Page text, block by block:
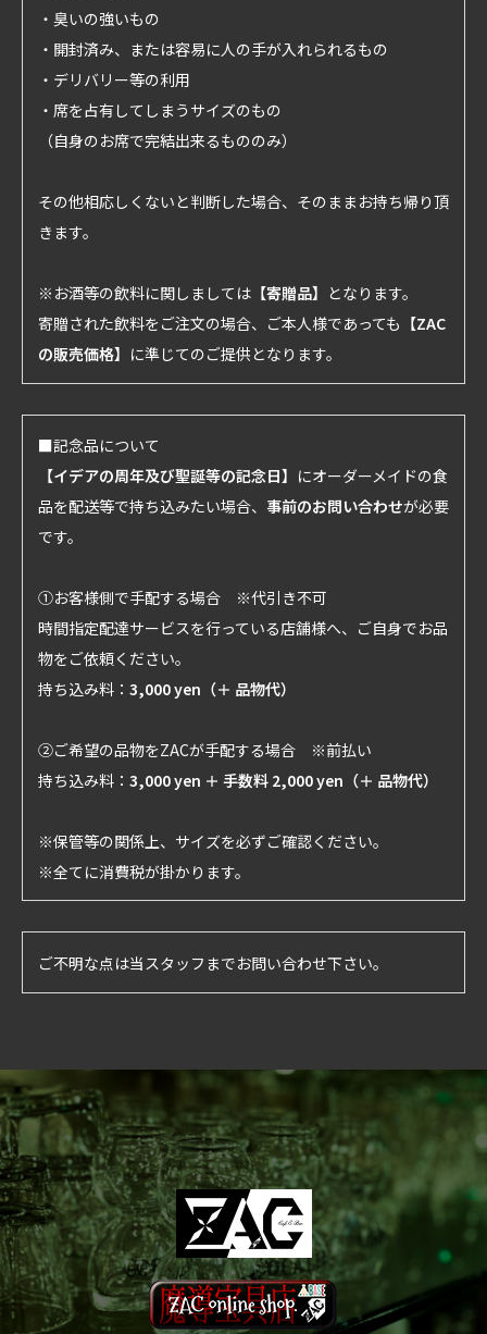
・臭いの強いもの
・開封済み、または容易に人の手が入れられるもの
・デリバリー等の利用
・席を占有してしまうサイズのもの
（自身のお席で完結出来るもののみ）
その他相応しくないと判断した場合、そのままお持ち帰り頂
きます。
※お酒等の飲料に関しましては 【寄贈品】 となります。
寄贈された飲料をご注文の場合、ご本人様であっても 【ZAC
の販売価格】 に準じてのご提供となります。
■記念品について
【イデアの周年及び聖誕等の記念日】 にオーダーメイドの食
品を配送等で持ち込みたい場合、 事前のお問い合わせが必要
です。
①お客様側で手配する場合 ※代引き不可
時間指定配達サービスを行っている店舗様へ、ご自身でお品
物をご依頼ください。
持ち込み料： 3,000 yen（＋ 品物代）
②ご希望の品物をZACが手配する場合 ※前払い
持ち込み料： 3,000 yen ＋ 手数料 2,000 yen（＋ 品物代）
※保管等の関係上、サイズを必ずご確認ください。
※全てに消費税が掛かります。
ご不明な点は当スタッフまでお問い合わせ下さい。